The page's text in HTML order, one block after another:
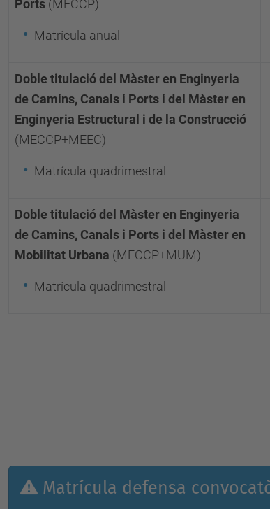
Ports (MECCP)
Matrícula anual
Doble titulació del Màster en Enginyeria
de Camins, Canals i Ports i del Màster en
Enginyeria Estructural i de la Construcció
(MECCP+MEEC)
Matrícula quadrimestral
Doble titulació del Màster en Enginyeria
de Camins, Canals i Ports i del Màster en
Mobilitat Urbana (MECCP+MUM)
Matrícula quadrimestral
Matrícula defensa